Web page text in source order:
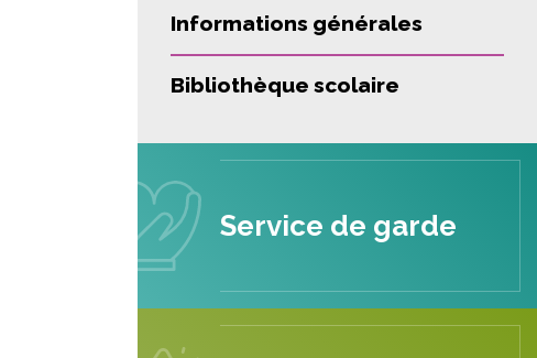
Informations générales
Bibliothèque scolaire
Service de garde